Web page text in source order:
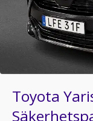
Toyota